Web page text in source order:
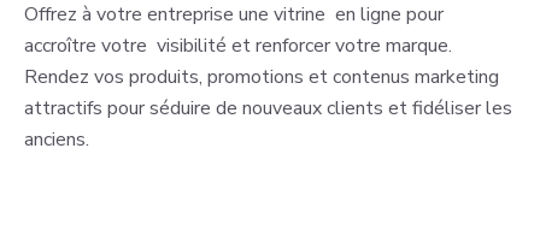
Offrez à votre entreprise une vitrine en ligne pour
accroître votre visibilité et renforcer votre marque.
Rendez vos produits, promotions et contenus marketing
attractifs pour séduire de nouveaux clients et fidéliser les
anciens.